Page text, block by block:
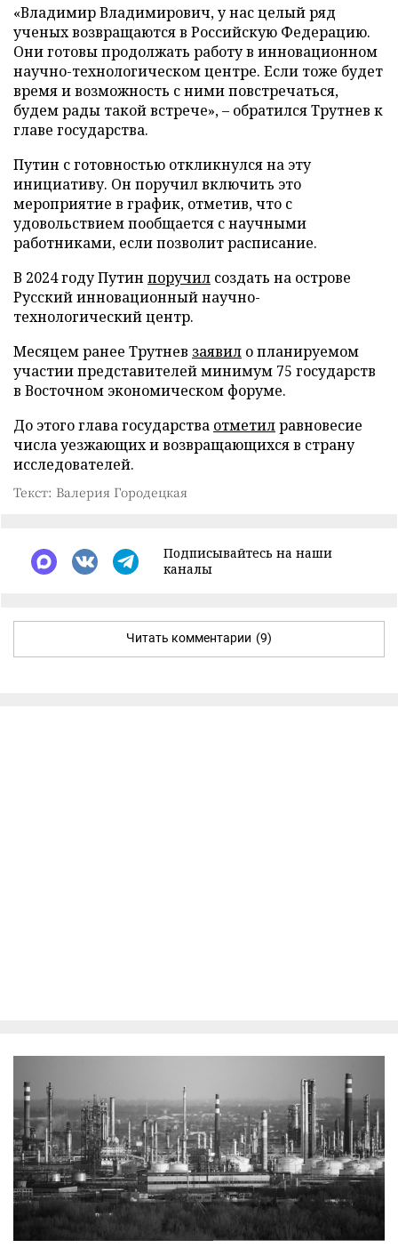
«Владимир Владимирович, у нас целый ряд
ученых возвращаются в Российскую Федерацию.
Они готовы продолжать работу в инновационном
научно-технологическом центре. Если тоже будет
время и возможность с ними повстречаться,
будем рады такой встрече», – обратился Трутнев к
главе государства.
Путин с готовностью откликнулся на эту
инициативу. Он поручил включить это
мероприятие в график, отметив, что с
удовольствием пообщается с научными
работниками, если позволит расписание.
В 2024 году Путин поручил создать на острове
Русский инновационный научно-
технологический центр.
Месяцем ранее Трутнев заявил о планируемом
участии представителей минимум 75 государств
в Восточном экономическом форуме.
До этого глава государства отметилравновесие
числа уезжающих и возвращающихся в страну
исследователей.
Текст: Валерия Городецкая
Подписывайтесь на наши
каналы
Читать комментарии (9)